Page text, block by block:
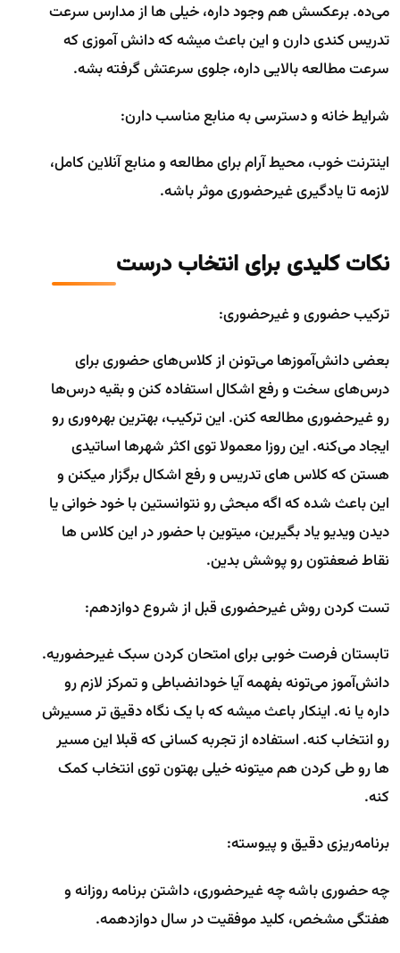
می‌ده. برعکسش هم وجود داره، خیلی ها از مدارس سرعت
تدریس کندی دارن و این باعث میشه که دانش آموزی که
سرعت مطالعه بالایی داره، جلوی سرعتش گرفته بشه.
شرایط خانه و دسترسی به منابع مناسب دارن:
اینترنت خوب، محیط آرام برای مطالعه و منابع آنلاین کامل،
لازمه تا یادگیری غیرحضوری موثر باشه.
نکات کلیدی برای انتخاب درست
ترکیب حضوری و غیرحضوری:
بعضی دانش‌آموزها می‌تونن از کلاس‌های حضوری برای
درس‌های سخت و رفع اشکال استفاده کنن و بقیه درس‌ها
رو غیرحضوری مطالعه کنن. این ترکیب، بهترین بهره‌وری رو
ایجاد می‌کنه. این روزا معمولا توی اکثر شهرها اساتیدی
هستن که کلاس های تدریس و رفع اشکال برگزار میکنن و
این باعث شده که اگه مبحثی رو نتوانستین با خود خوانی یا
دیدن ویدیو یاد بگیرین، میتوین با حضور در این کلاس ها
نقاط ضعفتون رو پوشش بدین.
تست کردن روش غیرحضوری قبل از شروع دوازدهم:
تابستان فرصت خوبی برای امتحان کردن سبک غیرحضوریه.
دانش‌آموز می‌تونه بفهمه آیا خودانضباطی و تمرکز لازم رو
داره یا نه. اینکار باعث میشه که با یک نگاه دقیق تر مسیرش
رو انتخاب کنه. استفاده از تجربه کسانی که قبلا این مسیر
ها رو طی کردن هم میتونه خیلی بهتون توی انتخاب کمک
کنه.
برنامه‌ریزی دقیق و پیوسته:
چه حضوری باشه چه غیرحضوری، داشتن برنامه روزانه و
هفتگی مشخص، کلید موفقیت در سال دوازدهمه.